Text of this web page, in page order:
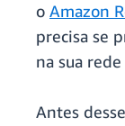
o Amazon
precisa se
na sua
Antes